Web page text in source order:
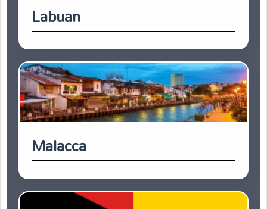
Labuan
Malacca